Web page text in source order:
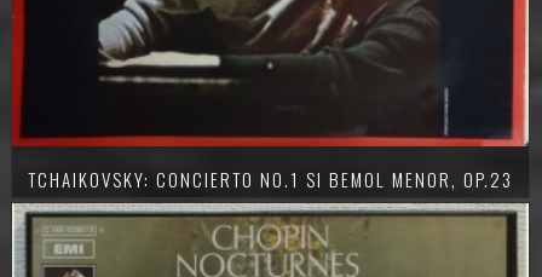
TCHAIKOVSKY: CONCIERTO NO.1 SI BEMOL MENOR, OP.23